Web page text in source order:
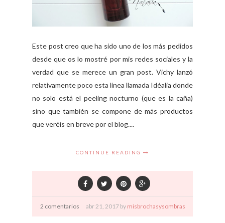
Este post creo que ha sido uno de los más pedidos
desde que os lo mostré por mis redes sociales y la
verdad que se merece un gran post. Vichy lanzó
relativamente poco esta línea llamada Idéalia donde
no solo está el peeling nocturno (que es la caña)
sino que también se compone de más productos
que veréis en breve por el blog....
CONTINUE READING
2 comentarios abr21, 2017 by misbrochasysombras